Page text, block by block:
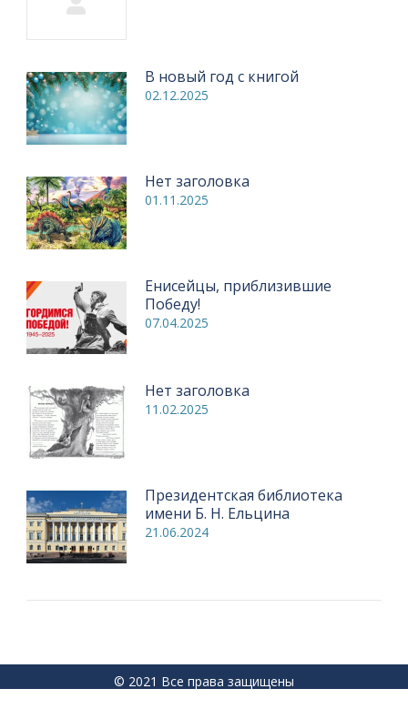
В новый год с книгой
02.12.2025
Нет заголовка
01.11.2025
Енисейцы, приблизившие
Победу!
07.04.2025
Нет заголовка
11.02.2025
Президентская библиотека
имени Б. Н. Ельцина
21.06.2024
© 2021 Все права защищены